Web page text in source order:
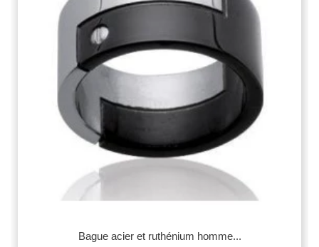
Bague acier et ruthénium homme...